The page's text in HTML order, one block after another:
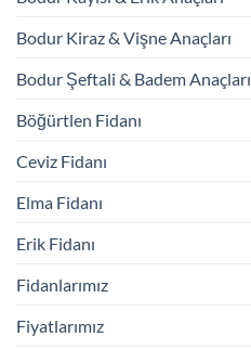
Bodur Kiraz & Vişne Anaçları
Bodur Şeftali & Badem Anaçları
Böğürtlen Fidanı
Ceviz Fidanı
Elma Fidanı
Erik Fidanı
Fidanlarımız
Fiyatlarımız